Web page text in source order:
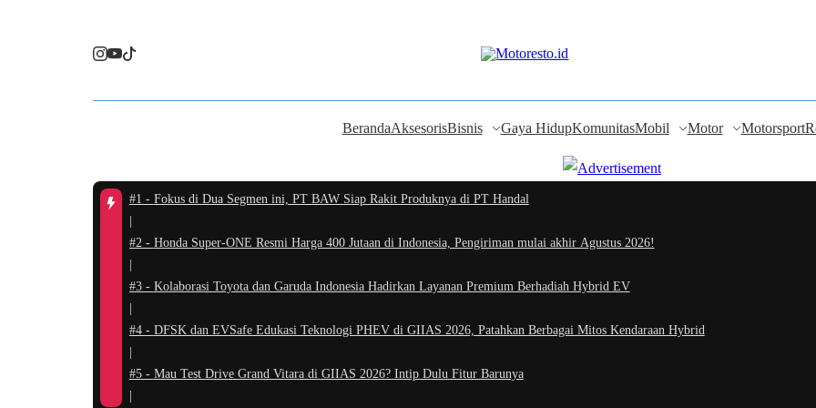
BerandaAksesorisBisnis Gaya HidupKomunitasMobil Motor Motorsport
#1 - Fokus di Dua Segmen ini, PT BAW Siap Rakit Produknya di PT Handal
#2 - Honda Super-ONE Resmi Harga 400 Jutaan di Indonesia, Pengiriman mulai akhir Agustus 2026!
#3 - Kolaborasi Toyota dan Garuda Indonesia Hadirkan Layanan Premium Berhadiah Hybrid EV
#4 - DFSK dan EVSafe Edukasi Teknologi PHEV di GIIAS 2026, Patahkan Berbagai Mitos Kendaraan Hybrid
#5 - Mau Test Drive Grand Vitara di GIIAS 2026? Intip Dulu Fitur Barunya